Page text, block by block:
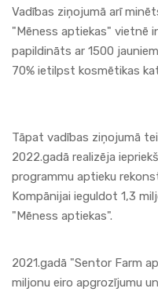
Vadības ziņojumā arī
"Mēness aptiekas" vietnē
papildināts ar 1500
70% ietilpst kosmētikas
Tāpat vadības ziņojumā
2022.gadā realizēja
programmu aptieku
Kompānijai ieguldot 1,3
"Mēness aptiekas".
2021.gadā "Sentor Farm
miljonu eiro apgrozījumu